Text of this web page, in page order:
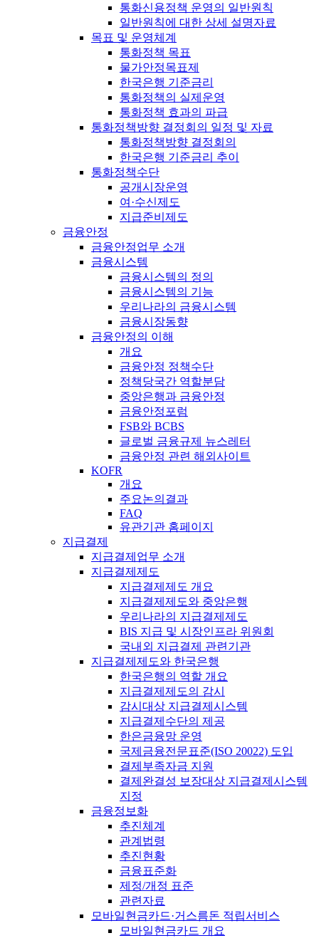
통화신용정책 운영의 일반원칙
일반원칙에 대한 상세 설명자료
목표 및 운영체계
통화정책 목표
물가안정목표제
한국은행 기준금리
통화정책의 실제운영
통화정책 효과의 파급
통화정책방향 결정회의 일정 및 자료
통화정책방향 결정회의
한국은행 기준금리 추이
통화정책수단
공개시장운영
여·수신제도
지급준비제도
금융안정
금융안정업무 소개
금융시스템
금융시스템의 정의
금융시스템의 기능
우리나라의 금융시스템
금융시장동향
금융안정의 이해
개요
금융안정 정책수단
정책당국간 역할분담
중앙은행과 금융안정
금융안정포럼
FSB와 BCBS
글로벌 금융규제 뉴스레터
금융안정 관련 해외사이트
KOFR
개요
주요논의결과
FAQ
유관기관 홈페이지
지급결제
지급결제업무 소개
지급결제제도
지급결제제도 개요
지급결제제도와 중앙은행
우리나라의 지급결제제도
BIS 지급 및 시장인프라 위원회
국내외 지급결제 관련기관
지급결제제도와 한국은행
한국은행의 역할 개요
지급결제제도의 감시
감시대상 지급결제시스템
지급결제수단의 제공
한은금융망 운영
국제금융전문표준(ISO 20022) 도입
결제부족자금 지원
결제완결성 보장대상 지급결제시스템
지정
금융정보화
추진체계
관계법령
추진현황
금융표준화
제정/개정 표준
관련자료
모바일현금카드·거스름돈 적립서비스
모바일현금카드 개요